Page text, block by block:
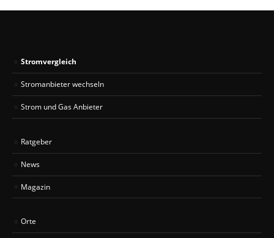
Stromvergleich
Stromanbieter wechseln
Strom und Gas Anbieter
Ratgeber
News
Magazin
Orte